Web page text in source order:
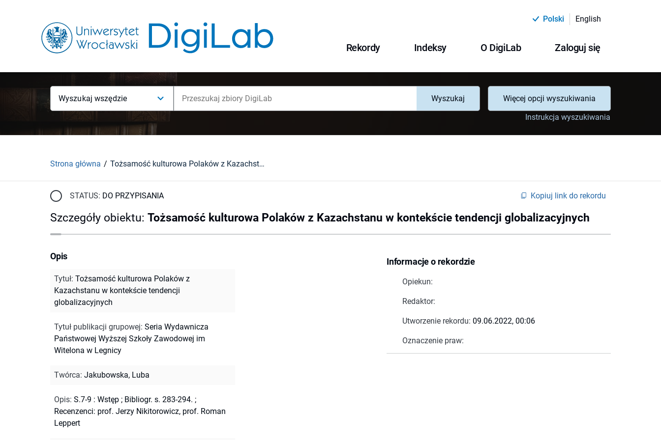
Polski English
Rekordy Indeksy O DigiLab Zaloguj się
Wyszukaj wszędzie Wyszukaj
Więcej opcji wyszukiwania
Instrukcja wyszukiwania
Strona główna Tożsamość kulturowa Polaków z Kazachstanu w kontekście tendencji globalizacyjnych
STATUS: DO PRZYPISANIA Kopiuj link do rekordu
Szczegóły obiektu: Tożsamość kulturowa Polaków z Kazachstanu w kontekście tendencji globalizacyjnych
Informacje o rekordzie
Opiekun:
Redaktor:
Utworzenie rekordu: 09.06.2022, 00:06
Oznaczenie praw:
Opis
Tytuł: Tożsamość kulturowa Polaków z
Kazachstanu w kontekście tendencji
globalizacyjnych
Tytuł publikacji grupowej: Seria Wydawnicza
Państwowej Wyższej Szkoły Zawodowej im
Witelona w Legnicy
Twórca: Jakubowska, Luba
Opis: S.7-9 : Wstęp ; Bibliogr. s. 283-294. ;
Recenzenci: prof. Jerzy Nikitorowicz, prof. Roman
Leppert